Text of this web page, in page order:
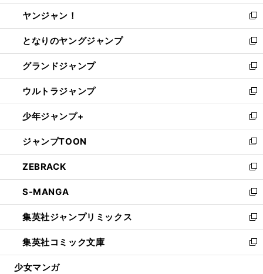
開
く
ウ
で
開
く
ウ
ィ
ン
ド
ウ
で
開
く
し
い
ウ
ィ
ン
ド
ウ
で
開
く
ヤンジャン！
新
し
い
ウ
ィ
ン
ド
ウ
で
開
く
となりのヤングジャンプ
新
し
い
ウ
ィ
ン
ド
ウ
で
開
く
グランドジャンプ
新
し
い
ウ
ィ
ン
ド
ウ
で
開
く
ウルトラジャンプ
新
し
い
ウ
ィ
ン
ド
ウ
で
開
く
少年ジャンプ+
新
し
い
ウ
ィ
ン
ド
ウ
で
開
く
ジャンプTOON
新
し
い
ウ
ィ
ン
ド
ウ
で
開
ZEBRACK
新
し
い
ウ
ィ
ン
ド
ウ
S-MANGA
新
し
い
ウ
ィ
ン
集英社ジャンプリミックス
新
し
い
ウ
集英社コミック文庫
新
し
少女マンガ